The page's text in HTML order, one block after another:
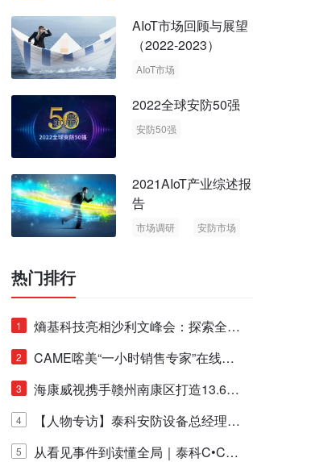
AIoT市场回顾与展望
（2022-2023）
AIoT市场
2022全球安防50强
安防50强
2021AIoT产业综述报
告
市场调研
安防市场
热门排行
1
熵基科技亮相沙利文峰会：探索全栈
脑机技术商业化生态新路径
2
CAME喀美“一小时销售专家”在线赋
能培训正式启动！
3
海康威视携手赣州南康区打造13.6公
里绿波网
4
【人物专访】泰科安防设备总经理张
宁解码安防出海新范式
5
从看见事件到读懂全局｜泰科C•CUR